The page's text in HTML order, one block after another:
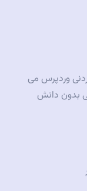
وردپرس می
بدون دانش